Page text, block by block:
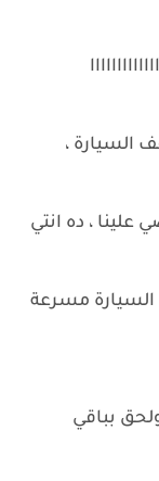
السيارة ،
علينا ، ده انتي
السيارة مسرعة
بباقي